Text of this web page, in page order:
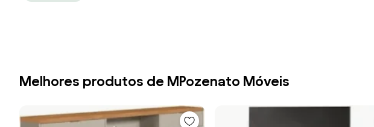
Melhores produtos de MPozenato Móveis